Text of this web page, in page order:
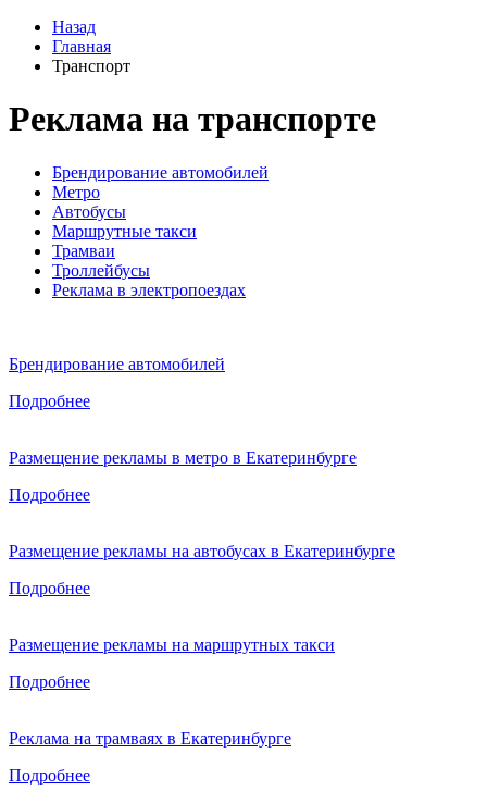
Назад
Главная
Транспорт
Реклама на транспорте
Брендирование автомобилей
Метро
Автобусы
Маршрутные такси
Трамваи
Троллейбусы
Реклама в электропоездах
Брендирование автомобилей
Подробнее
Размещение рекламы в метро в Екатеринбурге
Подробнее
Размещение рекламы на автобусах в Екатеринбурге
Подробнее
Размещение рекламы на маршрутных такси
Подробнее
Реклама на трамваях в Екатеринбурге
Подробнее